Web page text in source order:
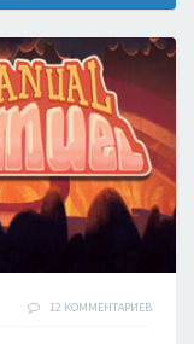
12 КОММЕНТАРИЕВ